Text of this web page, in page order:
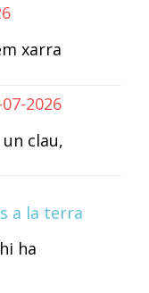
xarra
2026
clau,
a la terra
ha